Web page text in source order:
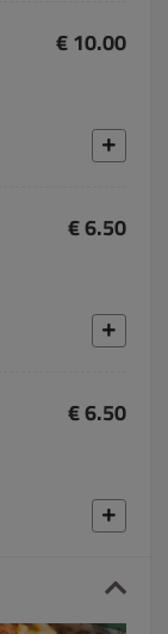
€ 10.00
€ 6.50
€ 6.50